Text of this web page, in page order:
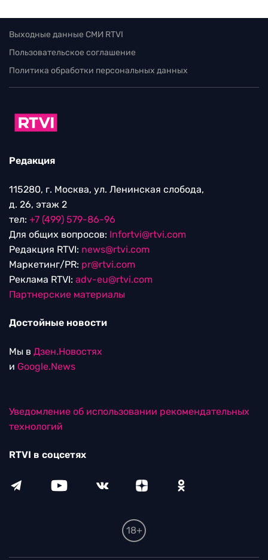
Выходные данные СМИ RTVI
Пользовательское соглашение
Политика обработки персональных данных
Редакция
115280, г. Москва, ул. Ленинская слобода,
д. 26, этаж 2
тел: +7 (499) 579-86-96
Для общих вопросов: Infortvi@rtvi.com
Редакция RTVI: news@rtvi.com
Маркетинг/PR: pr@rtvi.com
Реклама RTVI: adv-eu@rtvi.com
Партнерские материалы
Достойные новости
Мы в Дзен.Новостях
и Google.News
Уведомление об использовании рекомендательных
технологий
RTVI в соцсетях
18+